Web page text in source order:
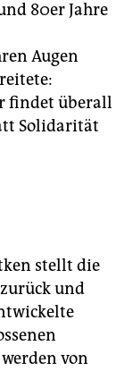
80er Jahre
Augen
findet überall
Solidarität
stellt die
und
von